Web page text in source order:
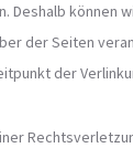
Deshalb können
der Seiten
der